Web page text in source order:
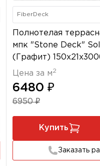
FiberDeck
Полнотелая
мпк "Stone Deck"
(Графит)
Цена за м2
6480 ₽
6950 ₽
Купить
Заказать